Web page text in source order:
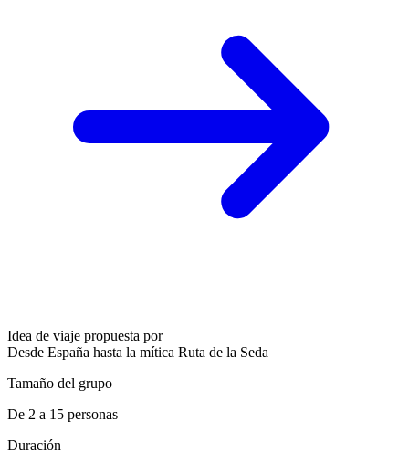
Idea de viaje propuesta por
Desde España hasta la mítica Ruta de la Seda
Tamaño del grupo
De 2 a 15 personas
Duración